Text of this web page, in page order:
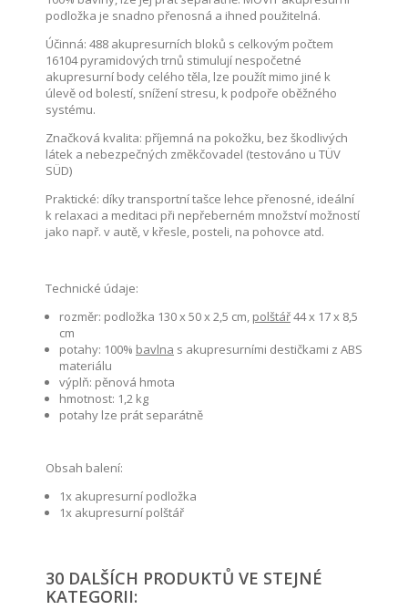
podložka je snadno přenosná a ihned použitelná.
Účinná: 488 akupresurních bloků s celkovým počtem
16104 pyramidových trnů stimulují nespočetné
akupresurní body celého těla, lze použít mimo jiné k
úlevě od bolestí, snížení stresu, k podpoře oběžného
systému.
Značková kvalita: příjemná na pokožku, bez škodlivých
látek a nebezpečných změkčovadel (testováno u TÜV
SÜD)
Praktické: díky transportní tašce lehce přenosné, ideální
k relaxaci a meditaci při nepřeberném množství možností
jako např. v autě, v křesle, posteli, na pohovce atd.
Technické údaje:
rozměr: podložka 130 x 50 x 2,5 cm, polštář44 x 17 x 8,5
cm
potahy: 100% bavlna s akupresurními destičkami z ABS
materiálu
výplň: pěnová hmota
hmotnost: 1,2 kg
potahy lze prát separátně
Obsah balení:
1x akupresurní podložka
1x akupresurní polštář
30 DALŠÍCH PRODUKTŮ VE STEJNÉ
KATEGORII: